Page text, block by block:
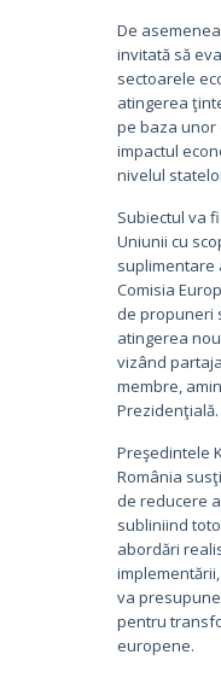
De
invitată să
sectoarele
atingerea
pe baza unor
impactul
nivelul
Subiectul va
Uniunii cu
suplimentare
Comisia
de propuneri
atingerea
vizând
membre,
Prezidenţială.
Preşedintele
România
de reducere
subliniind
abordări
va
pentru
europene.